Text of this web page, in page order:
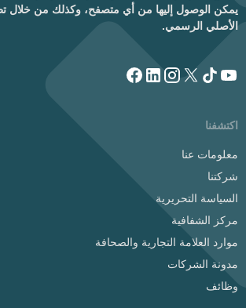
يمكن الوصول إليها من أي متصفح، وكذلك من خلال
الأصلي الرسمي.
اكتشفنا
معلومات عنا
شركتنا
السياسة التحريرية
مركز الشفافية
موارد العلامة التجارية والصحافة
مدونة الشركات
وظائف